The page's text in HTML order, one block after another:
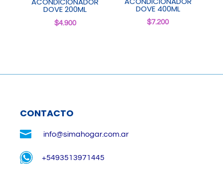
DOVE 200ML
$4.900
DOVE 400ML
$7.200
CONTACTO
 info@simahogar.com.ar
+5493513971445